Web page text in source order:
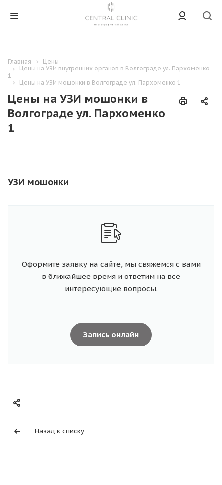
Главная
Цены
Цены на УЗИ внутренних органов в Волгограде ул. Пархоменко
1
Цены на УЗИ мошонки в Волгограде ул. Пархоменко 1
Цены на УЗИ мошонки в
Волгограде ул. Пархоменко
1
УЗИ мошонки
Оформите заявку на сайте, мы свяжемся с вами
в ближайшее время и ответим на все
интересующие вопросы.
Запись онлайн
Назад к списку